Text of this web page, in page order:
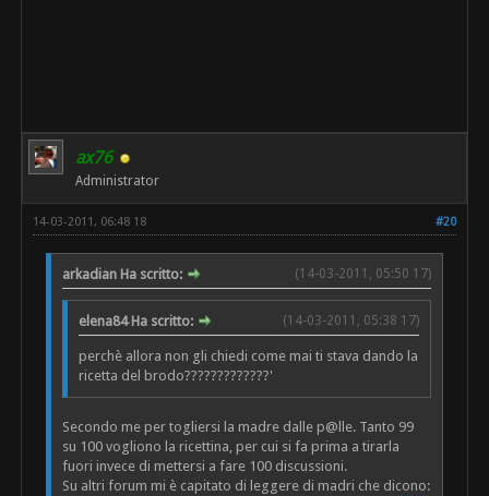
ax76
Administrator
#20
14-03-2011, 06:48 18
(14-03-2011, 05:50 17)
arkadian Ha scritto:
(14-03-2011, 05:38 17)
elena84 Ha scritto:
perchè allora non gli chiedi come mai ti stava dando la
ricetta del brodo?????????????'
Secondo me per togliersi la madre dalle p@lle. Tanto 99
su 100 vogliono la ricettina, per cui si fa prima a tirarla
fuori invece di mettersi a fare 100 discussioni.
Su altri forum mi è capitato di leggere di madri che dicono: